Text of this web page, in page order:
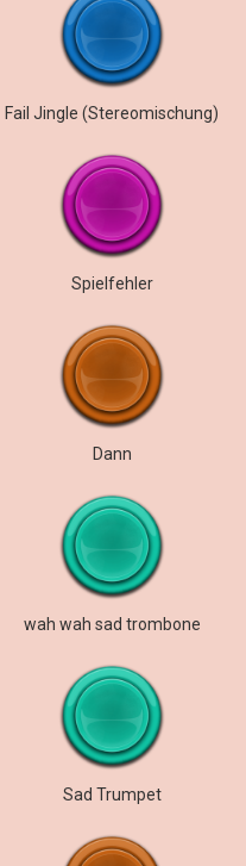
Fail Jingle (Stereomischung)
Spielfehler
Dann
wah wah sad trombone
Sad Trumpet